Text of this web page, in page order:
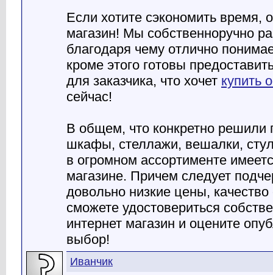
Если хотите сэкономить время,
магазин! Мы собственноручно
благодаря чему отлично
кроме этого готовы
для заказчика, что хочет купить
сейчас!
В общем, что конкретно решили
шкафы, стеллажи, вешалки,
в огромном ассортименте
магазине. Причем следует
довольно низкие цены,
сможете удостовериться
интернет магазин и оцените
выбор!
Иванчик